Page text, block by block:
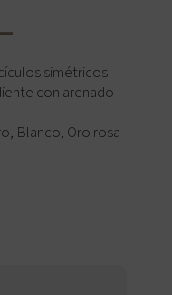
simétricos
con arenado
Blanco, Oro rosa